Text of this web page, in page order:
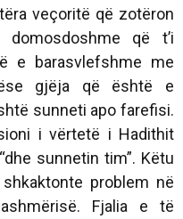
veçoritë që zotëron
domosdoshme që t’i
e barasvlefshme me
gjëja që është e
sunneti apo farefisi.
i vërtetë i Hadithit
sunnetin tim”. Këtu
problem në
Fjalia e të